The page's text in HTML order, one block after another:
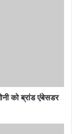
को ब्रांड एंबेसडर